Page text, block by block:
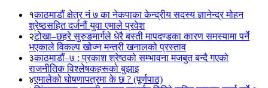
१काठमाडौं क्षेत्र नं ७ का नेकपाका केन्द्रीय सदस्य ज्ञानेन्द्र मोहन
श्रेष्ठसहित दर्जनौं युवा एमाले प्रवेश
२टोखा–छहरे सुरुङमार्गले धेरै बस्ती मापदण्डका कारण समस्यामा पर्ने
भएकाले विकल्प खोज्न मन्त्री खनालको प्रस्ताव
३काठमाडौं–७ : प्रकाश श्रेष्ठको सम्भावना मजबुत बन्दै गएको
राजनीतिक विश्लेषकहरूको बुझाइ
४एमालेको घोषणापत्रमा के छ ? (पूर्णपाठ)